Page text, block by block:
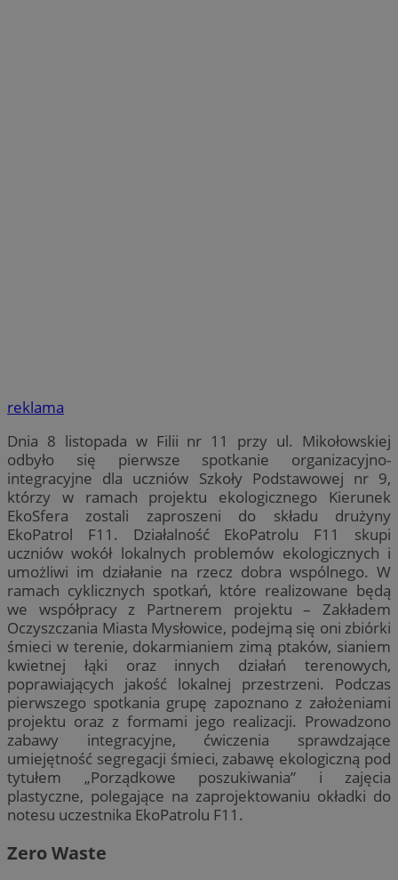
reklama
Dnia 8 listopada w Filii nr 11 przy ul. Mikołowskiej
odbyło się pierwsze spotkanie organizacyjno-
integracyjne dla uczniów Szkoły Podstawowej nr 9,
którzy w ramach projektu ekologicznego Kierunek
EkoSfera zostali zaproszeni do składu drużyny
EkoPatrol F11. Działalność EkoPatrolu F11 skupi
uczniów wokół lokalnych problemów ekologicznych i
umożliwi im działanie na rzecz dobra wspólnego. W
ramach cyklicznych spotkań, które realizowane będą
we współpracy z Partnerem projektu – Zakładem
Oczyszczania Miasta Mysłowice, podejmą się oni zbiórki
śmieci w terenie, dokarmianiem zimą ptaków, sianiem
kwietnej łąki oraz innych działań terenowych,
poprawiających jakość lokalnej przestrzeni. Podczas
pierwszego spotkania grupę zapoznano z założeniami
projektu oraz z formami jego realizacji. Prowadzono
zabawy integracyjne, ćwiczenia sprawdzające
umiejętność segregacji śmieci, zabawę ekologiczną pod
tytułem „Porządkowe poszukiwania” i zajęcia
plastyczne, polegające na zaprojektowaniu okładki do
notesu uczestnika EkoPatrolu F11.
Zero Waste